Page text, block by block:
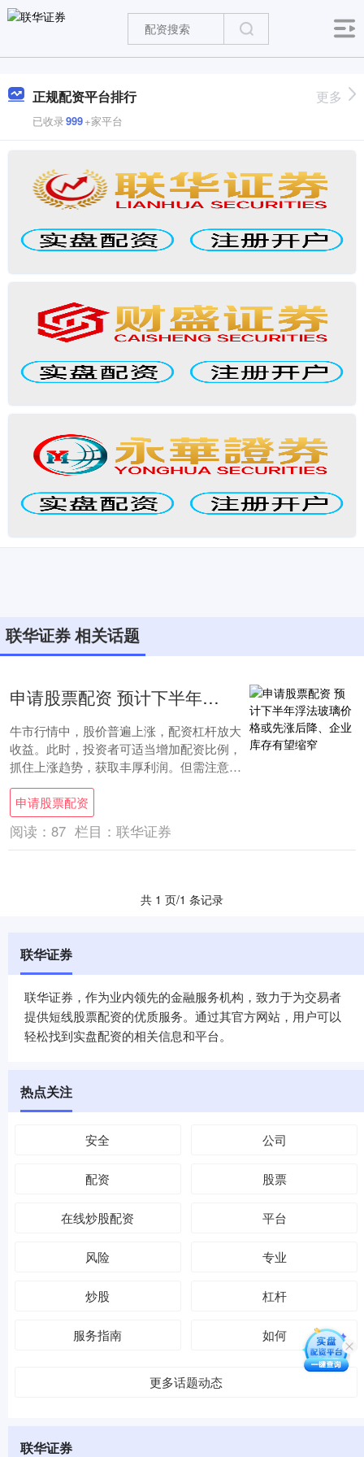
正规配资平台排行
已收录999+家平台
更多
联华证券 相关话题
申请股票配资 预计下半年浮法玻璃价格或先涨后降、企业库存有望缩窄
牛市行情中，股价普遍上涨，配资杠杆放大
收益。此时，投资者可适当增加配资比例，
抓住上涨趋势，获取丰厚利润。但需注意控
制风险，避免过度加杠杆。 热点栏目 自选
股 数....
申请股票配资
阅读： 87 栏目： 联华证券
共 1 页/1 条记录
联华证券
联华证券，作为业内领先的金融服务机构，致力于为交易者
提供短线股票配资的优质服务。通过其官方网站，用户可以
轻松找到实盘配资的相关信息和平台。
热点关注
安全 公司
配资 股票
在线炒股配资 平台
风险 专业
炒股 杠杆
服务指南 如何
更多话题动态
联华证券